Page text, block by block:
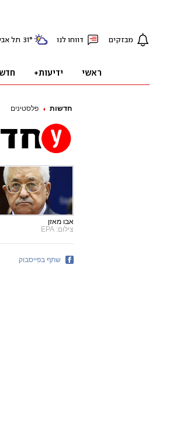
חדשות פלסטינים
אבו מאזן
צילום: EPA
שתף בפייסבוק